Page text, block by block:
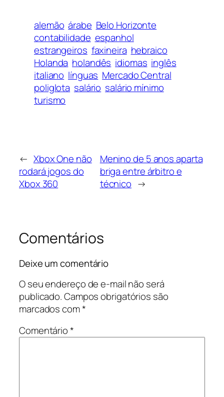
alemão árabe Belo Horizonte
contabilidade espanhol
estrangeiros faxineira hebraico
Holanda holandês idiomas inglês
italiano línguas Mercado Central
poliglota salário salário mínimo
turismo
← Xbox One não
rodará jogos do
Xbox 360
Menino de 5 anos aparta
briga entre árbitro e
técnico →
Comentários
Deixe um comentário
O seu endereço de e-mail não será
publicado.Campos obrigatórios são
marcados com*
Comentário*